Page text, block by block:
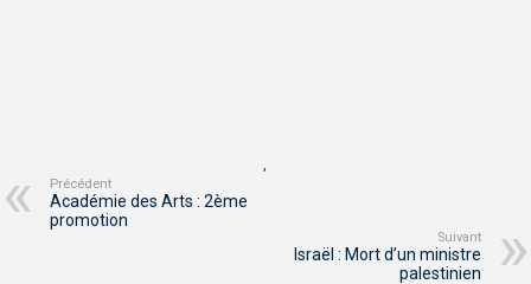
,
Précédent
Académie des Arts : 2ème
promotion
Suivant
Israël : Mort d’un ministre
palestinien